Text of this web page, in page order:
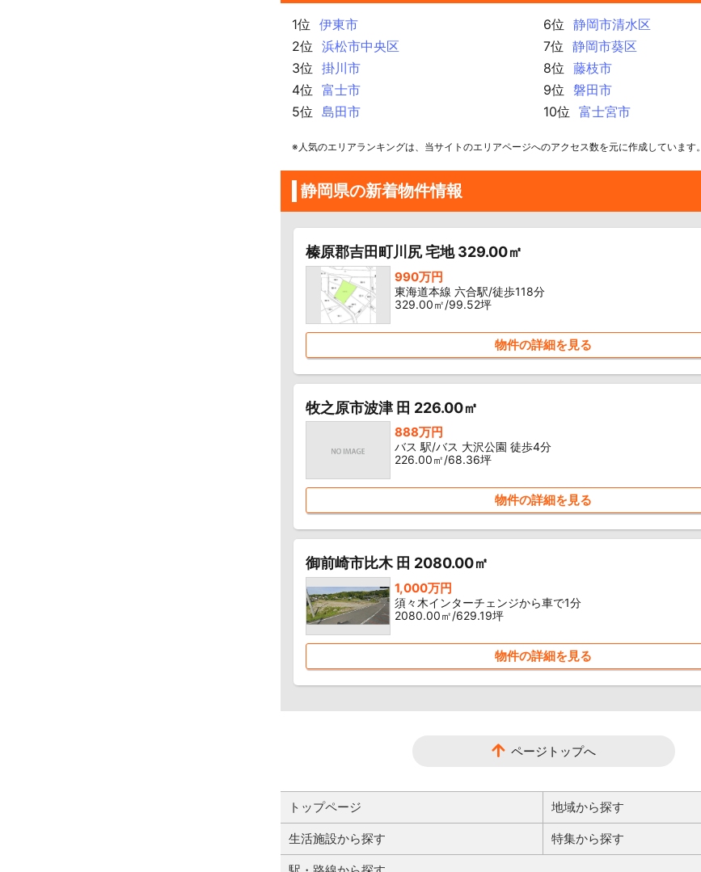
1位
伊東市
2位
浜松市中央区
3位
掛川市
4位
富士市
5位
島田市
6位
静岡市清水区
7位
静岡市葵区
8位
藤枝市
9位
磐田市
10位
富士宮市
※人気のエリアランキングは、当サイトのエリアページへのアクセス数を元に作成しています。
静岡県の新着物件情報
榛原郡吉田町川尻 宅地 329.00㎡
990万円
東海道本線 六合駅/徒歩118分
329.00㎡/99.52坪
物件の詳細を見る
牧之原市波津 田 226.00㎡
888万円
バス 駅/バス 大沢公園 徒歩4分
226.00㎡/68.36坪
物件の詳細を見る
御前崎市比木 田 2080.00㎡
1,000万円
須々木インターチェンジから車で1分
2080.00㎡/629.19坪
物件の詳細を見る
ページトップへ
トップページ 地域から探す
生活施設から探す 特集から探す